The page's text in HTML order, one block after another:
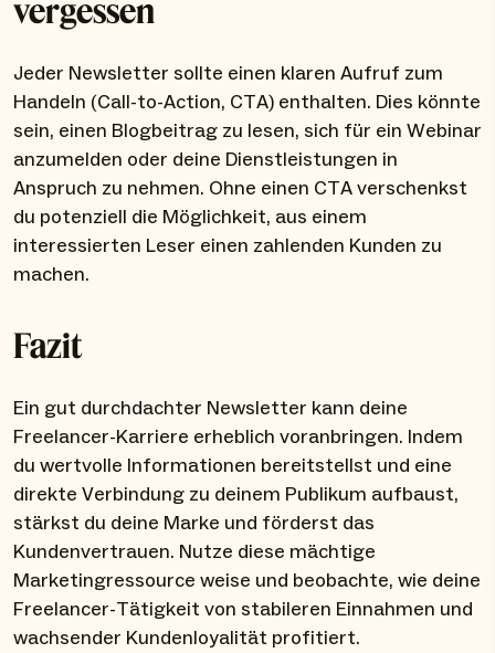
vergessen
Jeder Newsletter sollte einen klaren Aufruf zum
Handeln (Call-to-Action, CTA) enthalten. Dies könnte
sein, einen Blogbeitrag zu lesen, sich für ein Webinar
anzumelden oder deine Dienstleistungen in
Anspruch zu nehmen. Ohne einen CTA verschenkst
du potenziell die Möglichkeit, aus einem
interessierten Leser einen zahlenden Kunden zu
machen.
Fazit
Ein gut durchdachter Newsletter kann deine
Freelancer-Karriere erheblich voranbringen. Indem
du wertvolle Informationen bereitstellst und eine
direkte Verbindung zu deinem Publikum aufbaust,
stärkst du deine Marke und förderst das
Kundenvertrauen. Nutze diese mächtige
Marketingressource weise und beobachte, wie deine
Freelancer-Tätigkeit von stabileren Einnahmen und
wachsender Kundenloyalität profitiert.